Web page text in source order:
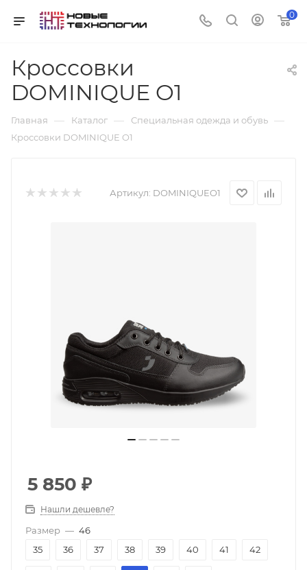
0
Кроссовки
DOMINIQUE O1
Главная — Каталог — Специальная одежда и обувь —
Кроссовки DOMINIQUE O1
Артикул: DOMINIQUEO1
5 850 ₽
Нашли дешевле?
Размер — 46
35
36 37 38 39 40 41 42